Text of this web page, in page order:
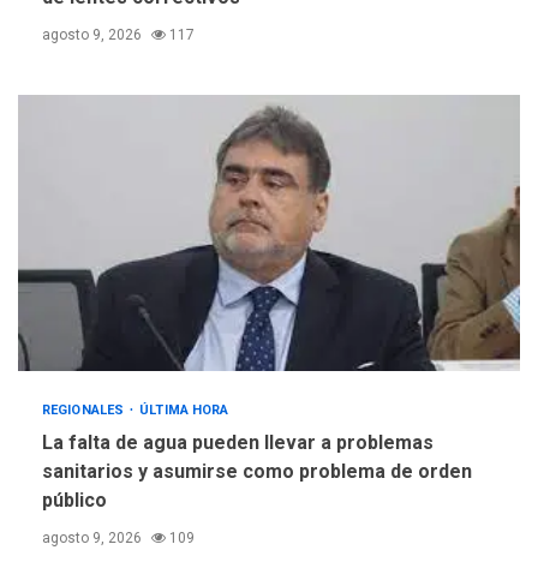
agosto 9, 2026 117
REGIONALES ÚLTIMA HORA
La falta de agua pueden llevar a problemas
sanitarios y asumirse como problema de orden
público
agosto 9, 2026 109